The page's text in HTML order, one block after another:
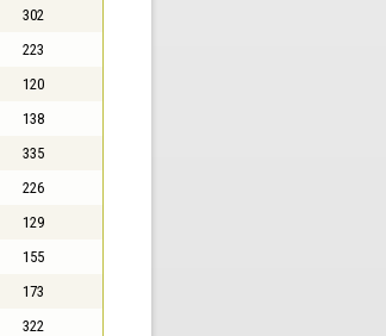
302
223
120
138
335
226
129
155
173
322